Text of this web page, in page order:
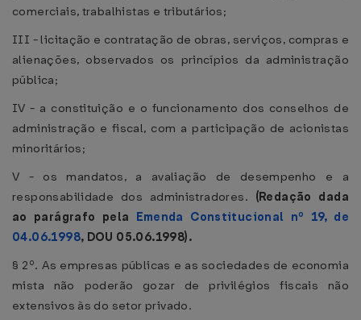
comerciais, trabalhistas e tributários;
III - licitação e contratação de obras, serviços, compras e
alienações, observados os princípios da administração
pública;
IV - a constituição e o funcionamento dos conselhos de
administração e fiscal, com a participação de acionistas
minoritários;
V - os mandatos, a avaliação de desempenho e a
responsabilidade dos administradores. (Redação dada
ao parágrafo pela Emenda Constitucional nº 19, de
04.06.1998, DOU 05.06.1998).
§ 2º. As empresas públicas e as sociedades de economia
mista não poderão gozar de privilégios fiscais não
extensivos às do setor privado.